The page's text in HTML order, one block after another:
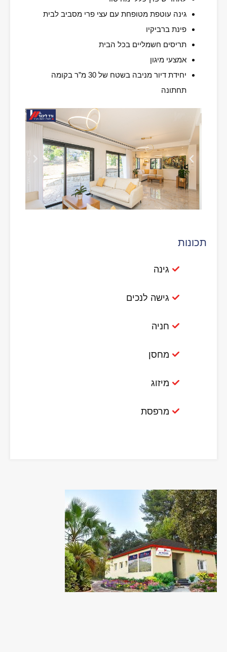
גינה עוטפת מטופחת עם עצי פרי מסביב לבית
פינת ברביקיו
תריסים חשמליים בכל הבית
אמצעי מיגון
יחידת דיור מניבה בשטח של 30 מ”ר בקומה
תחתונה
תכונות
גינה
גישה לנכים
חניה
מחסן
מיזוג
מרפסת